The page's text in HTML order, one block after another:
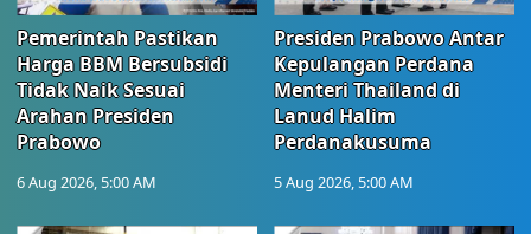
Pemerintah Pastikan
Harga BBM Bersubsidi
Tidak Naik Sesuai
Arahan Presiden
Prabowo
6 Aug 2026, 5:00 AM
Presiden Prabowo Antar
Kepulangan Perdana
Menteri Thailand di
Lanud Halim
Perdanakusuma
5 Aug 2026, 5:00 AM